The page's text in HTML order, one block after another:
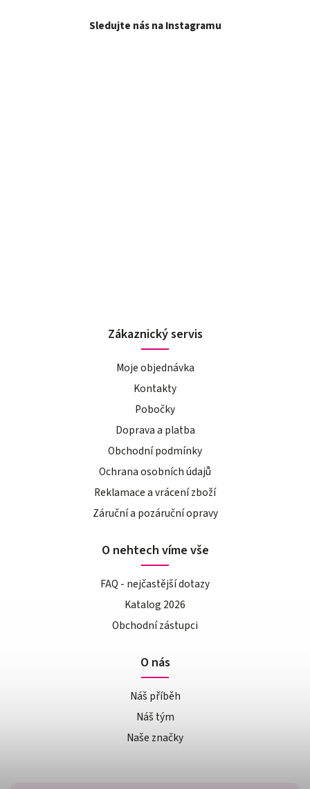
Sledujte nás na Instagramu
Zákaznický servis
Moje objednávka
Kontakty
Pobočky
Doprava a platba
Obchodní podmínky
Ochrana osobních údajů
Reklamace a vrácení zboží
Záruční a pozáruční opravy
O nehtech víme vše
FAQ - nejčastější dotazy
Katalog 2026
Obchodní zástupci
O nás
Náš příběh
Náš tým
Naše značky